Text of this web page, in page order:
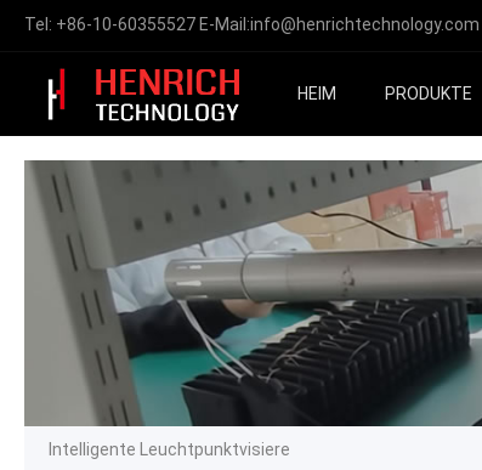
Tel: +86-10-60355527 E-Mail:info@henrichtechnology.com
HEIM PRODUKTE
Intelligente Leuchtpunktvisiere